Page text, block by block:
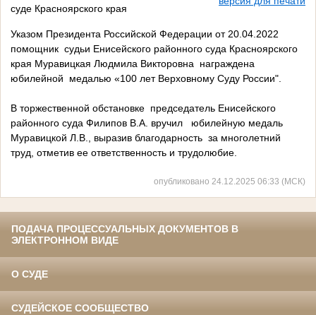
суде Красноярского края
Указом Президента Российской Федерации от 20.04.2022
помощник судьи Енисейского районного суда Красноярского
края Муравицкая Людмила Викторовна награждена
юбилейной медалью «100 лет Верховному Суду России".
В торжественной обстановке председатель Енисейского
районного суда Филипов В.А. вручил юбилейную медаль
Муравицкой Л.В., выразив благодарность за многолетний
труд, отметив ее ответственность и трудолюбие.
опубликовано 24.12.2025 06:33 (МСК)
ПОДАЧА ПРОЦЕССУАЛЬНЫХ ДОКУМЕНТОВ В
ЭЛЕКТРОННОМ ВИДЕ
О СУДЕ
СУДЕЙСКОЕ СООБЩЕСТВО